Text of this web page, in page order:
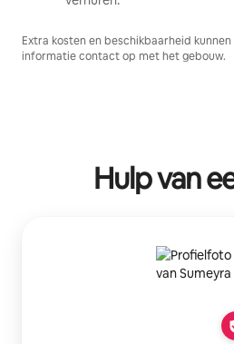
Extra kosten en beschikbaarheid
informatie contact op met het gebouw.
Hulp van